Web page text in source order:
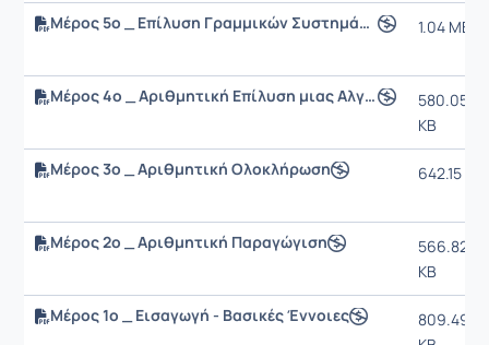
Μέρος 5ο _ Επίλυση Γραμμικών Συστημάτων Αλγεβρικών Εξισώσεων 1.04 MB
Μέρος 4ο _ Αριθμητική Επίλυση μιας Αλγεβρικής Εξίσωσης
580.05
KB
Μέρος 3ο _ Αριθμητική Ολοκλήρωση 642.15 KB
Μέρος 2ο _ Αριθμητική Παραγώγιση
566.82
KB
Μέρος 1ο _ Εισαγωγή - Βασικές Έννοιες
809.49